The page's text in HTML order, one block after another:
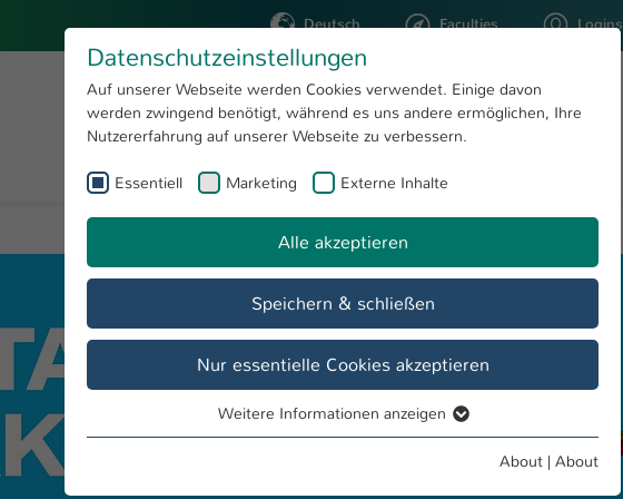
Deutsch Faculties Logins
Kaiserslautern
STUDYING RESEARCH
Digital Media Marketing
Datenschutzeinstellungen
Auf unserer Webseite werden Cookies verwendet. Einige davon
werden zwingend benötigt, während es uns andere ermöglichen, Ihre
Nutzererfahrung auf unserer Webseite zu verbessern.
Essentiell Marketing Externe Inhalte
Alle akzeptieren
Speichern & schließen
Nur essentielle Cookies akzeptieren
Essentielle Cookies werden für grundlegende Funktionen der
Weitere Informationen anzeigen
About | About